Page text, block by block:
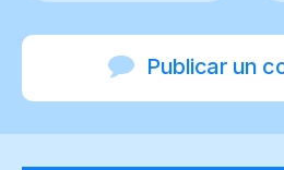
Publicar un